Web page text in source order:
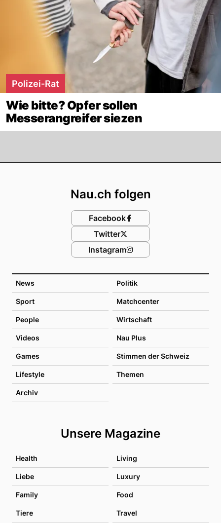
Polizei-Rat
Wie bitte? Opfer sollen
Messerangreifer siezen
News Politik
Sport Matchcenter
People Wirtschaft
Videos Nau Plus
Games Stimmen der Schweiz
Lifestyle Themen
Archiv
Unsere Magazine
Health Living
Liebe Luxury
Family Food
Tiere Travel
Nau.ch folgen
Facebook
Twitter
Instagram